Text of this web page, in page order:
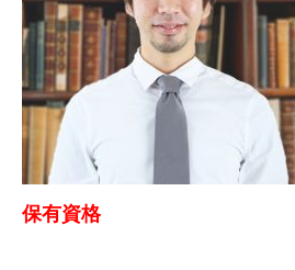
保有資格